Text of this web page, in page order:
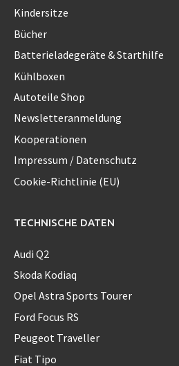
Kindersitze
Bücher
Batterieladegeräte & Starthilfe
Kühlboxen
Autoteile Shop
Newsletteranmeldung
Kooperationen
Impressum / Datenschutz
Cookie-Richtlinie (EU)
TECHNISCHE DATEN
Audi Q2
Skoda Kodiaq
Opel Astra Sports Tourer
Ford Focus RS
Peugeot Traveller
Fiat Tipo